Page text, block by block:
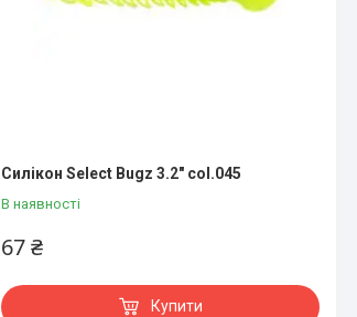
Силікон Select Bugz 3.2" col.045
В наявності
67 ₴
Купити